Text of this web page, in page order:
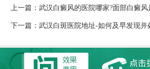
上一篇： 武汉白癜风的医院哪家?面部白癜
下一篇： 武汉白斑医院地址-如何及早发现并